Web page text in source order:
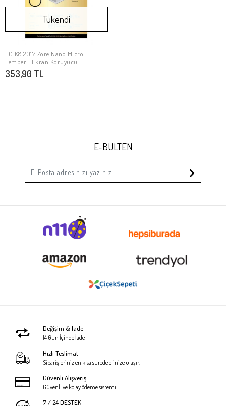
Stokta Yok
Tükendi
LG K8 2017 Zore Nano Micro
Temperli Ekran Koruyucu
353,90 TL
E-BÜLTEN
Değişim & İade
14 Gün İçinde İade
Hızlı Teslimat
Siparişleriniz en kısa sürede elinize ulaşır.
Güvenli Alışveriş
Güvenli ve kolay ödeme sistemi
7 / 24 DESTEK